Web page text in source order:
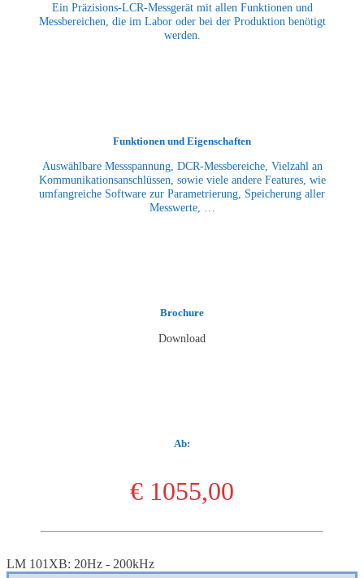
Ein Präzisions-LCR-Messgerät mit allen Funktionen und
Messbereichen, die im Labor oder bei der Produktion benötigt
werden.
Funktionen und Eigenschaften
Auswählbare Messspannung, DCR-Messbereiche, Vielzahl an
Kommunikationsanschlüssen, sowie viele andere Features, wie
umfangreiche Software zur Parametrierung, Speicherung aller
Messwerte, …
Brochure
Download
Ab:
€ 1055,00
LM 101XB: 20Hz - 200kHz